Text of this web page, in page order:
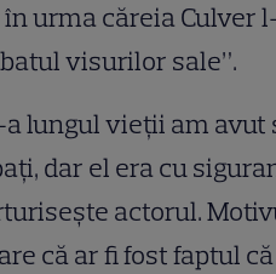
urma căreia Culver
visurilor sale”.
a lungul vieţii am avut
dar el era cu
actorul.
că ar fi fost faptul